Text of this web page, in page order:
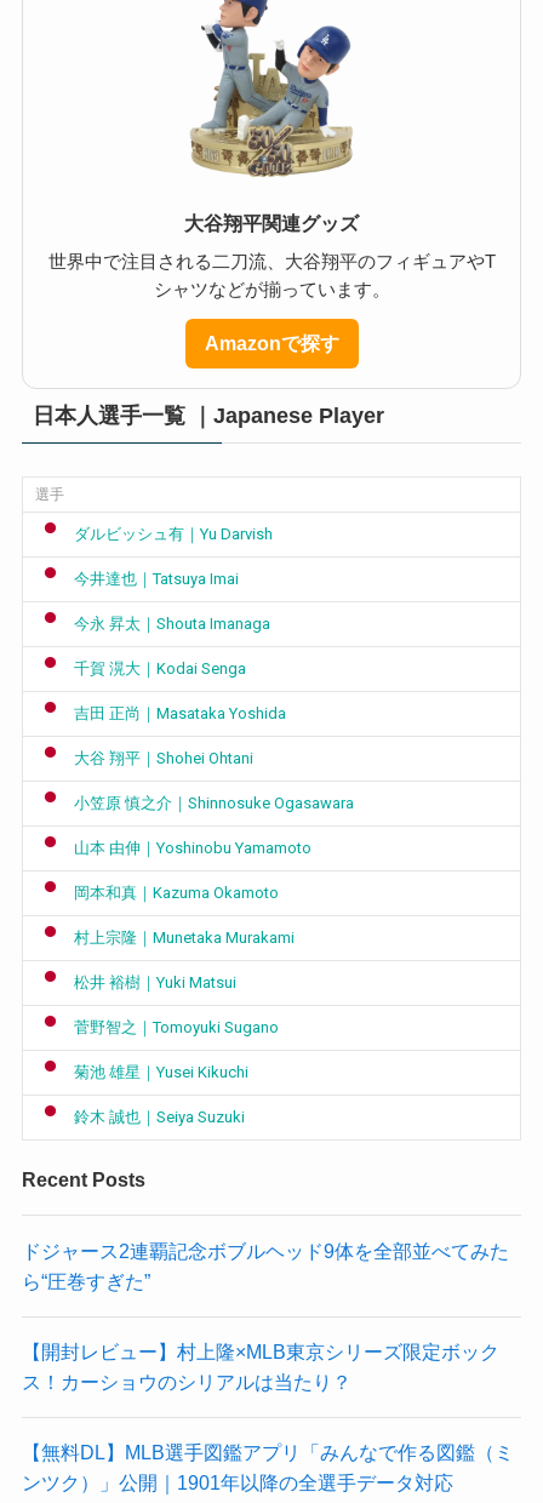
大谷翔平関連グッズ
世界中で注目される二刀流、大谷翔平のフィギュアやT
シャツなどが揃っています。
Amazonで探す
日本人選手一覧 ｜Japanese Player
選手
ダルビッシュ有｜Yu Darvish
今井達也｜Tatsuya Imai
今永 昇太｜Shouta Imanaga
千賀 滉大｜Kodai Senga
吉田 正尚｜Masataka Yoshida
大谷 翔平｜Shohei Ohtani
小笠原 慎之介｜Shinnosuke Ogasawara
山本 由伸｜Yoshinobu Yamamoto
岡本和真｜Kazuma Okamoto
村上宗隆｜Munetaka Murakami
松井 裕樹｜Yuki Matsui
菅野智之｜Tomoyuki Sugano
菊池 雄星｜Yusei Kikuchi
鈴木 誠也｜Seiya Suzuki
Recent Posts
ドジャース2連覇記念ボブルヘッド9体を全部並べてみた
ら“圧巻すぎた”
【開封レビュー】村上隆×MLB東京シリーズ限定ボック
ス！カーショウのシリアルは当たり？
【無料DL】MLB選手図鑑アプリ「みんなで作る図鑑（ミ
ンツク）」公開｜1901年以降の全選手データ対応